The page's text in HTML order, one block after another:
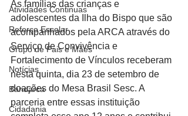
Atividades Continuas
Reforço Escolar
Grupo de Pais e Mães
Notícias
Bandarca
Cidadania
As famílias das crianças e
adolescentes da Ilha do Bispo que são
acompanhados pela ARCA através do
Serviço de Convivência e
Fortalecimento de Vínculos receberam
nesta quinta, dia 23 de setembro de
doações do Mesa Brasil Sesc. A
parceria entre essas instituição